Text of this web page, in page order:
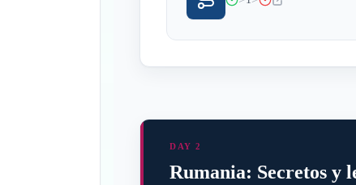
DAY 2
Rumania: Secretos y